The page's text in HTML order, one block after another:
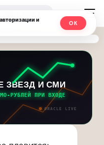
ЗВЕЗД И СМИ
РУБЛЕЙ ПРИ ВХОДЕ
ORACLE LIVE
и
ОК